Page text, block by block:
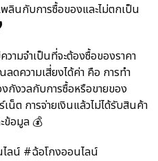
พลินกับการซื้อของและไม่ตกเป็น
ามจำเป็นที่จะต้องซื้อของราคา
ดความเสี่ยงได้ค่า คือ การทำ
กังวลกับการซื้อหรือขายของ
ต การจ่ายเงินแล้วไม่ได้รับสินค้า
ข้อมูล 💰
ลน์ #ฉ้อโกงออนไลน์